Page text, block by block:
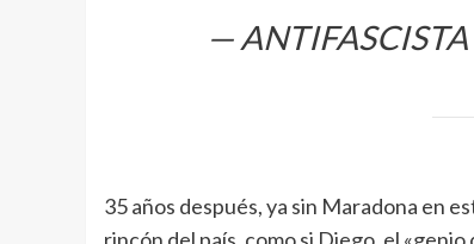
— ANTIFASCISTA
35 años después, ya sin Maradona en